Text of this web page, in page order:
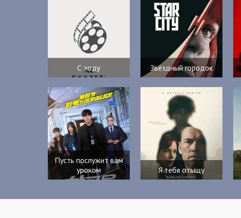
С ходу Звёздный городок
Пусть послужит вам
уроком
Я тебя отыщу